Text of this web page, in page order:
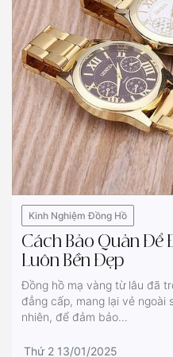
Kinh Nghiệm Đồng Hồ
Cách Bảo Quản Để
Luôn Bền Đẹp
Đồng hồ mạ vàng từ lâu đã
đẳng cấp, mang lại vẻ ngoài
nhiên, để đảm bảo...
Thứ 2 13/01/2025